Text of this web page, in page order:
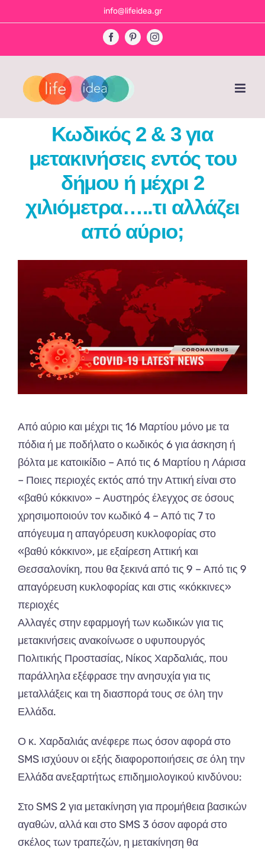
to
info@lifeidea.gr
FacebookPinterestInstagram
Κωδικός 2 & 3 για
μετακινήσεις εντός του
δήμου ή μέχρι 2
χιλιόμετρα…..τι αλλάζει
από αύριο;
Από αύριο και μέχρι τις 16 Μαρτίου μόνο με τα
πόδια ή με ποδήλατο ο κωδικός 6 για άσκηση ή
βόλτα με κατοικίδιο – Από τις 6 Μαρτίου η Λάρισα
– Ποιες περιοχές εκτός από την Αττική είναι στο
«βαθύ κόκκινο» – Αυστηρός έλεγχος σε όσους
χρησιμοποιούν τον κωδικό 4 – Από τις 7 το
απόγευμα η απαγόρευση κυκλοφορίας στο
«βαθύ κόκκινο», με εξαίρεση Αττική και
Θεσσαλονίκη, που θα ξεκινά από τις 9 – Από τις 9
απαγόρευση κυκλοφορίας και στις «κόκκινες»
περιοχές
Αλλαγές στην εφαρμογή των κωδικών για τις
μετακινήσεις ανακοίνωσε ο υφυπουργός
Πολιτικής Προστασίας, Νίκος Χαρδαλιάς, που
παράλληλα εξέφρασε την ανησυχία για τις
μεταλλάξεις και τη διασπορά τους σε όλη την
Ελλάδα.
Ο κ. Χαρδαλιάς ανέφερε πως όσον αφορά στο
SMS ισχύουν οι εξής διαφοροποιήσεις σε όλη την
Ελλάδα ανεξαρτήτως επιδημιολογικού κινδύνου:
Στο SMS 2 για μετακίνηση για προμήθεια βασικών
αγαθών, αλλά και στο SMS 3 όσον αφορά στο
σκέλος των τραπεζών, η μετακίνηση θα